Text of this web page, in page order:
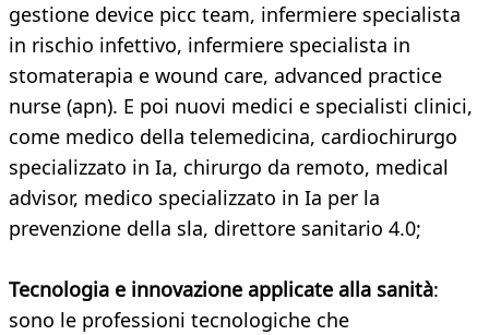
gestione device picc team, infermiere specialista
in rischio infettivo, infermiere specialista in
stomaterapia e wound care, advanced practice
nurse (apn). E poi nuovi medici e specialisti clinici,
come medico della telemedicina, cardiochirurgo
specializzato in Ia, chirurgo da remoto, medical
advisor, medico specializzato in Ia per la
prevenzione della sla, direttore sanitario 4.0;
Tecnologia e innovazione applicate alla sanità:
sono le professioni tecnologiche che